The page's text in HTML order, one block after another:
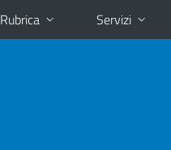
Rubrica Servizi